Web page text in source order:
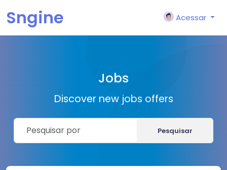
Sngine Acessar
Jobs
Discover new jobs offers
Pesquisar